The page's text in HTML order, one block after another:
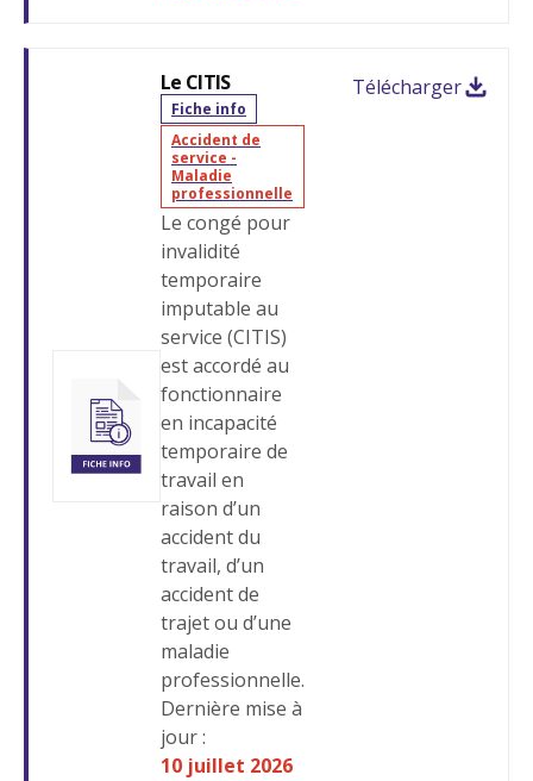
Le CITIS
Fiche info
Accident de
service -
Maladie
professionnelle
Le congé pour
invalidité
temporaire
imputable au
service (CITIS)
est accordé au
fonctionnaire
en incapacité
temporaire de
travail en
raison d’un
accident du
travail, d’un
accident de
trajet ou d’une
maladie
professionnelle.
Dernière mise à
jour :
10 juillet 2026
Télécharger